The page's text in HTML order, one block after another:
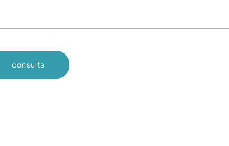
consulta